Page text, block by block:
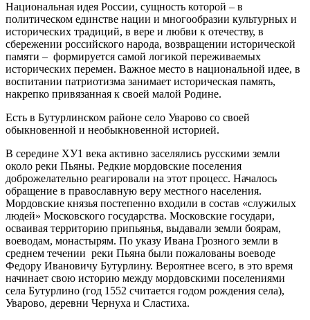
Национальная идея России, сущность которой – в
политическом единстве нации и многообразии культурных и
исторических традиций, в вере и любви к отечеству, в
сбережении российского народа, возвращении исторической
памяти – формируется самой логикой переживаемых
исторических перемен. Важное место в национальной идее, в
воспитании патриотизма занимает историческая память,
накрепко привязанная к своей малой Родине.
Есть в Бутурлинском районе село Уварово со своей
обыкновенной и необыкновенной историей.
В середине ХУ1 века активно заселялись русскими земли
около реки Пьяны. Редкие мордовские поселения
доброжелательно реагировали на этот процесс. Началось
обращение в православную веру местного населения.
Мордовские князья постепенно входили в состав «служилых
людей» Московского государства. Московские государи,
осваивая территорию припьянья, выдавали земли боярам,
воеводам, монастырям. По указу Ивана Грозного земли в
среднем течении реки Пьяна были пожалованы воеводе
Федору Ивановичу Бутурлину. Вероятнее всего, в это время
начинает свою историю между мордовскими поселениями
села Бутурлино (год 1552 считается годом рождения села),
Уварово, деревни Чернуха и Сластиха.